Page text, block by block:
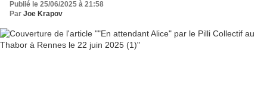
Publié le 25/06/2025 à 21:58
Par Joe Krapov